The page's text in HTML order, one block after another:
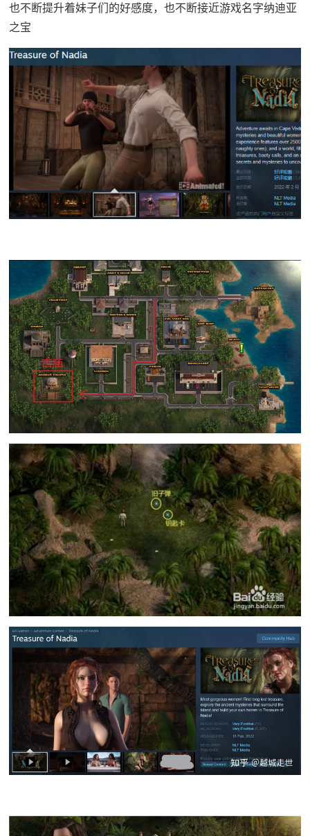
也不断提升着妹子们的好感度，也不断接近游戏名字纳迪亚
之宝